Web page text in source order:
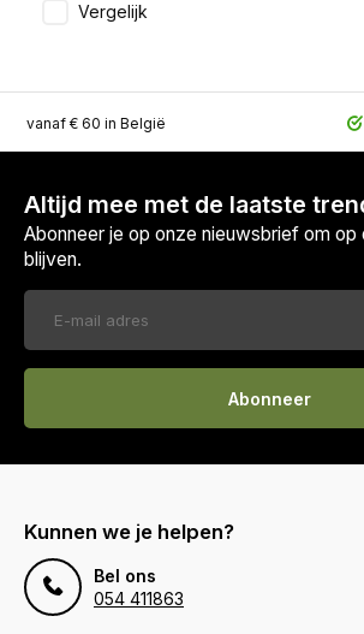
Vergelijk
vanaf € 60 in België
Altijd mee met de laatste
Abonneer je op onze nieuwsbrief om op
blijven.
Abonneer
Kunnen we je helpen?
Bel ons
054 411863